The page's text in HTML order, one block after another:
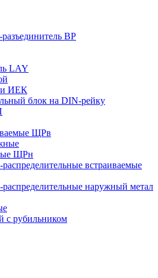
ВР
LAY
ИЕК
блок на DIN-рейку
ЩРв
ЩРн
встраиваемые
наружный метал
с рубильником